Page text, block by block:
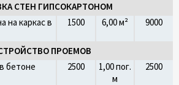
СТЕН ГИПСОКАРТОНОМ
на каркас в
1500 6,00 м² 9000
ПРОЕМОВ
бетоне
2500
1,00 пог.
м
2500